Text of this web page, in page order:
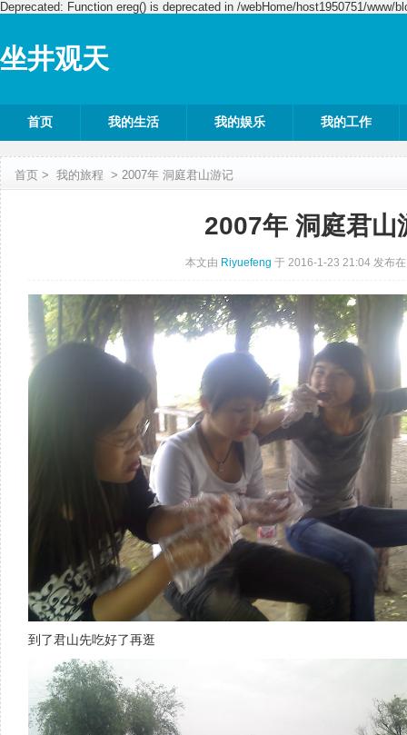
Deprecated: Function ereg() is deprecated in /webHome/host1950751/www/
坐井观天
首页 我的生活 我的娱乐 我的工作
首页 > 我的旅程 > 2007年 洞庭君山游记
2007年 洞庭君山
本文由 Riyuefeng 于 2016-1-23 21:04 发布
到了君山先吃好了再逛